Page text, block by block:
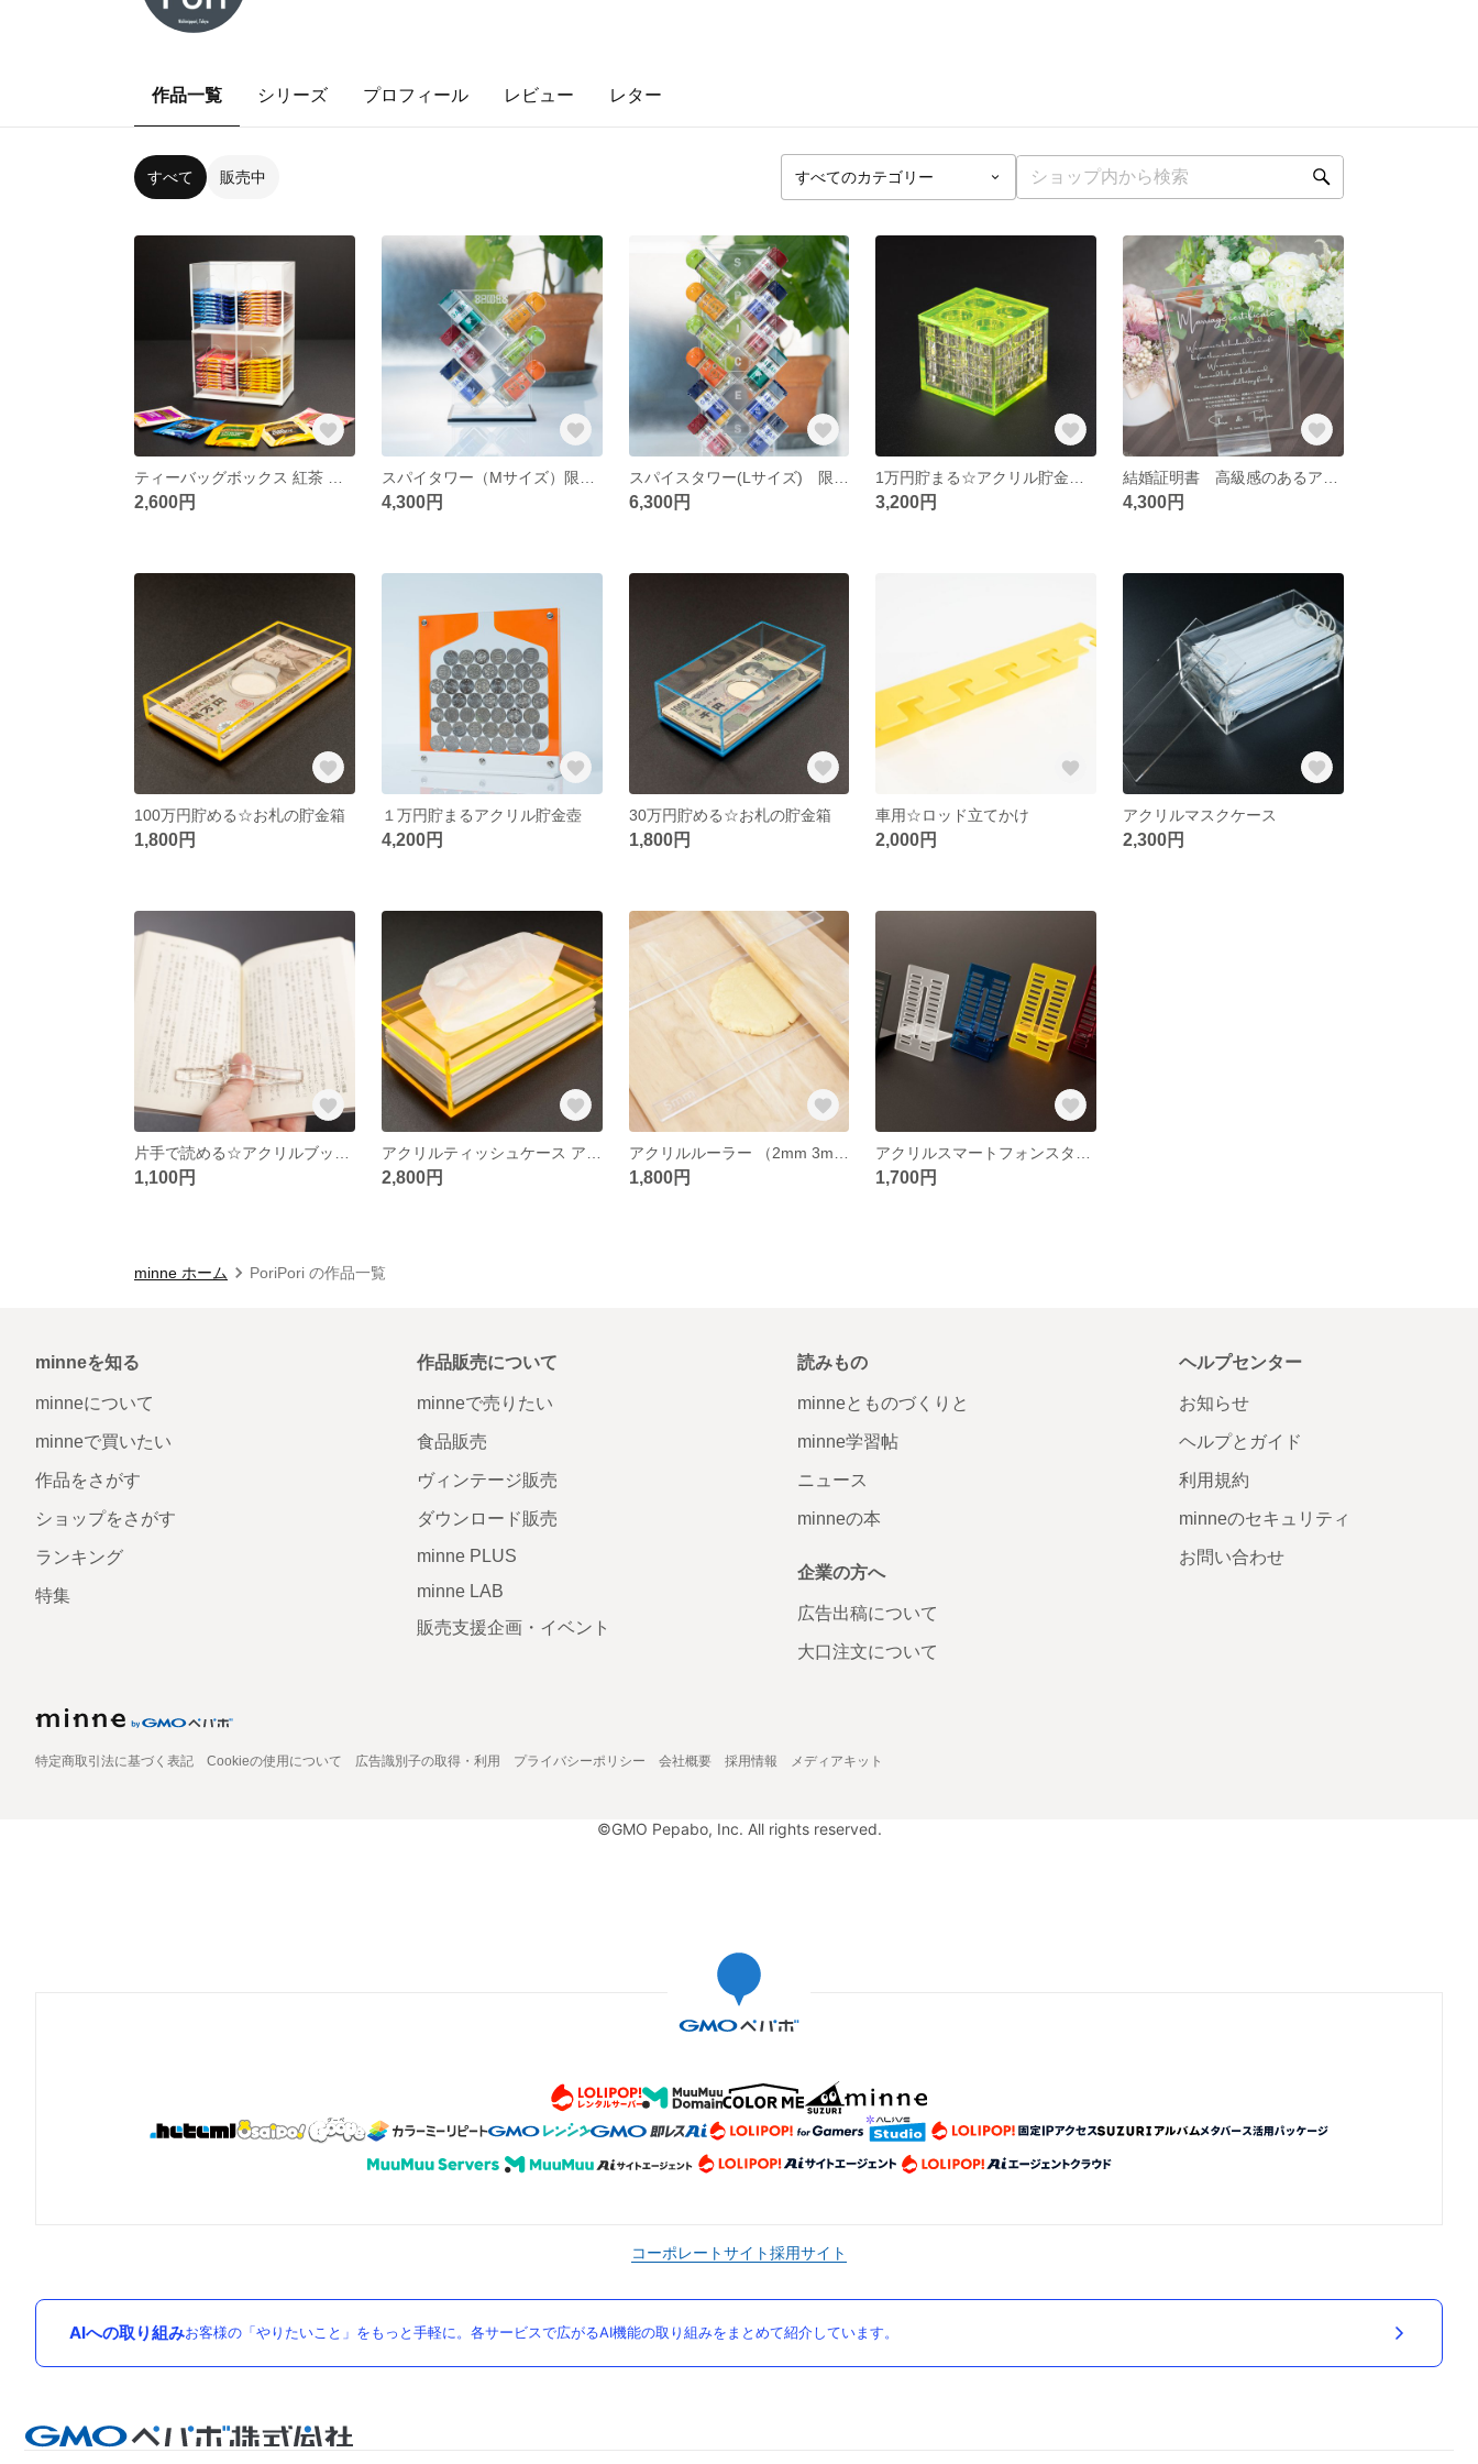
作品一覧 シリーズ プロフィール レビュー レター
すべて 販売中
2,600円 4,300円 6,300円 3,200円 4,300円
100万円貯める☆お札の貯金箱
1,800円
１万円貯まるアクリル貯金壺
4,200円
30万円貯める☆お札の貯金箱
1,800円
車用☆ロッド立てかけ
2,000円
アクリルマスクケース
2,300円
1,100円 2,800円 1,800円 1,700円
minne ホーム PoriPori の作品一覧
minneを知る
minneについて
minneで買いたい
作品をさがす
ショップをさがす
ランキング
特集
作品販売について
minneで売りたい
食品販売
ヴィンテージ販売
ダウンロード販売
minne PLUS
minne LAB
販売支援企画・イベント
読みもの
minneとものづくりと
minne学習帖
ニュース
minneの本
企業の方へ
広告出稿について
大口注文について
ヘルプセンター
お知らせ
ヘルプとガイド
利用規約
minneのセキュリティ
お問い合わせ
特定商取引法に基づく表記 Cookieの使用について 広告識別子の取得・利用 プライバシーポリシー 会社概要 採用情報 メディアキット
©GMO Pepabo, Inc. All rights reserved.
コーポレートサイト採用サイト
AIへの取り組みお客様の「やりたいこと」をもっと手軽に。各サービスで広がるAI機能の取り組みをまとめて紹介しています。